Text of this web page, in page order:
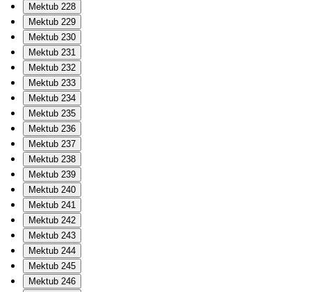
Mektub 228
Mektub 229
Mektub 230
Mektub 231
Mektub 232
Mektub 233
Mektub 234
Mektub 235
Mektub 236
Mektub 237
Mektub 238
Mektub 239
Mektub 240
Mektub 241
Mektub 242
Mektub 243
Mektub 244
Mektub 245
Mektub 246